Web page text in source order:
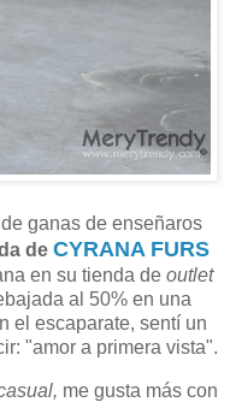
ganas de enseñaros
de CYRANA FURS
en su tienda deoutlet
al 50% en una
el escaparate, sentí un
"amor a primera vista".
me gusta más con